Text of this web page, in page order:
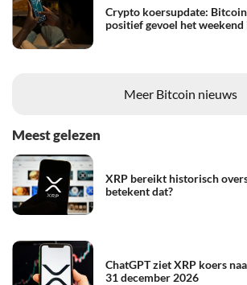
Crypto koersupdate:
positief gevoel het weekend
Meer Bitcoin nieuws
Meest gelezen
XRP bereikt historisch
betekent dat?
ChatGPT ziet XRP koers
31 december 2026